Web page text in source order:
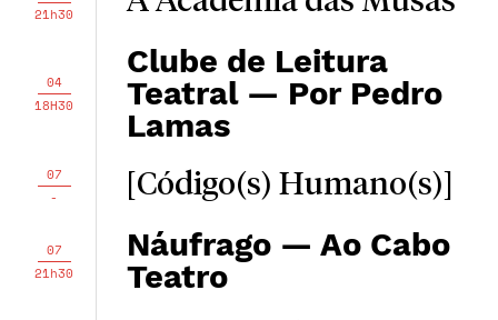
21h30
04
18H30
Clube de Leitura
Teatral — Por Pedro
Lamas
07
-
[Código(s) Humano(s)]
07
21h30
Náufrago — Ao Cabo
Teatro